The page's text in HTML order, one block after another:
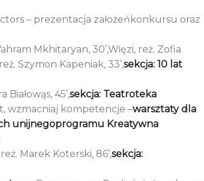
– prezentacja założeńkonkursu oraz
Mkhitaryan, 30’,Więzi, reż. Zofia
Szymon Kapeniak, 33’,sekcja: 10 lat
Białowąs, 45’,sekcja: Teatroteka
wzmacniaj kompetencje –warsztaty dla
unijnegoprogramu Kreatywna
Marek Koterski, 86’,sekcja: